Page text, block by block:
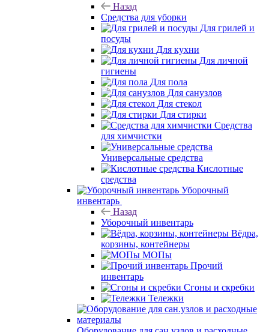
Назад
Средства для уборки
Для грилей и
посуды
Для кухни
Для личной
гигиены
Для пола
Для санузлов
Для стекол
Для стирки
Средства
для химчистки
Универсальные средства
Кислотные
средства
Уборочный
инвентарь
Назад
Уборочный инвентарь
Вёдра,
корзины, контейнеры
МОПы
Прочий
инвентарь
Сгоны и скребки
Тележки